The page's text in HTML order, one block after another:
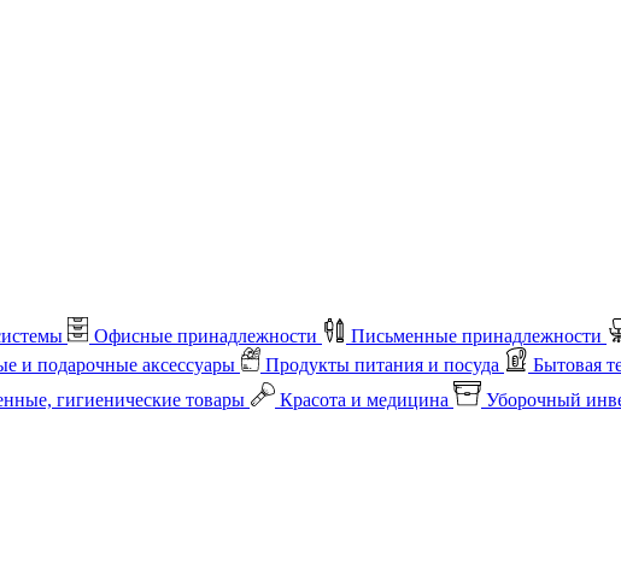
Офисные принадлежности Письменные принадлежности
и подарочные аксессуары Продукты питания и посуда Бытовая
гигиенические товары Красота и медицина Уборочный